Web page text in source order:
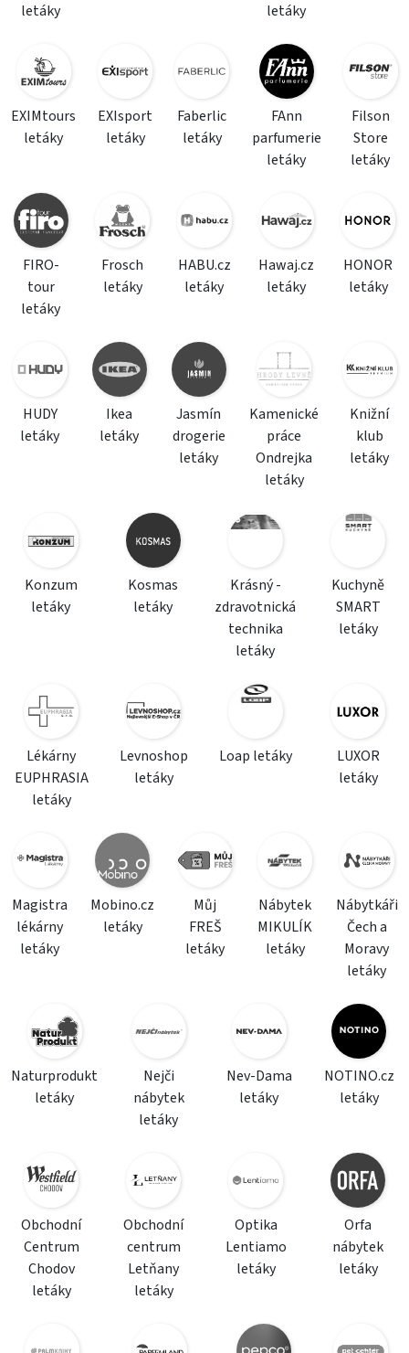
letáky
letáky
EXIMtours
letáky
EXIsport
letáky
Faberlic
letáky
FAnn
parfumerie
letáky
Filson
Store
letáky
FIRO-
tour
letáky
Frosch
letáky
HABU.cz
letáky
Hawaj.cz
letáky
HONOR
letáky
HUDY
letáky
Ikea
letáky
Jasmín
drogerie
letáky
Kamenické
práce
Ondrejka
letáky
Knižní
klub
letáky
Konzum
letáky
Kosmas
letáky
Krásný -
zdravotnická
technika
letáky
Kuchyně
SMART
letáky
Lékárny
EUPHRASIA
letáky
Levnoshop
letáky
Loap letáky
LUXOR
letáky
Magistra
lékárny
letáky
Mobino.cz
letáky
Můj
FREŠ
letáky
Nábytek
MIKULÍK
letáky
Nábytkáři
Čech a
Moravy
letáky
Naturprodukt
letáky
Nejči
nábytek
letáky
Nev-Dama
letáky
NOTINO.cz
letáky
Obchodní
Centrum
Chodov
letáky
Obchodní
centrum
Letňany
letáky
Optika
Lentiamo
letáky
Orfa
nábytek
letáky